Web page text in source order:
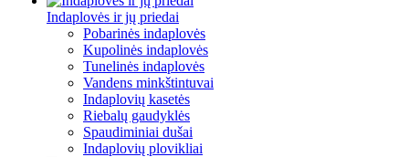
Indaplovės ir jų priedai
Pobarinės indaplovės
Kupolinės indaplovės
Tunelinės indaplovės
Vandens minkštintuvai
Indaplovių kasetės
Riebalų gaudyklės
Spaudiminiai dušai
Indaplovių plovikliai